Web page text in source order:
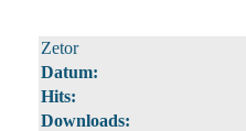
Zetor
Datum:
Hits:
Downloads: